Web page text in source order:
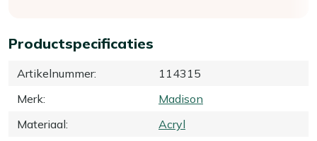
Productspecificaties
Artikelnummer:
114315
Merk:
Madison
Materiaal:
Acryl